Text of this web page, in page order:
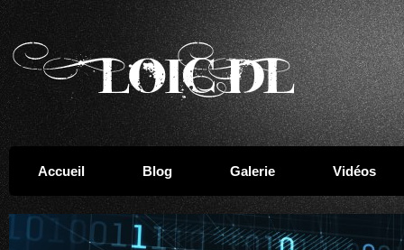
Accueil Blog Galerie Vidéos